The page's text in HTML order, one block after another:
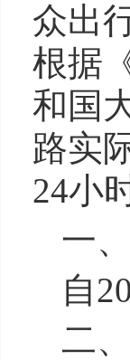
众出
根据
和国
路实
24小
一
自
二